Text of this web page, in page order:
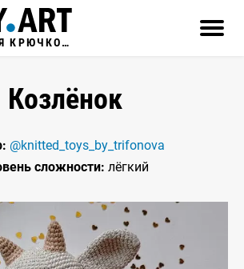
СХЕМЫ ВЯЗАНИЯ КРЮЧКОМ
Козлёнок
@knitted_toys_by_trifonova
сложности: лёгкий